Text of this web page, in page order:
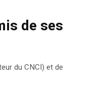
de ses
du CNCI) et de